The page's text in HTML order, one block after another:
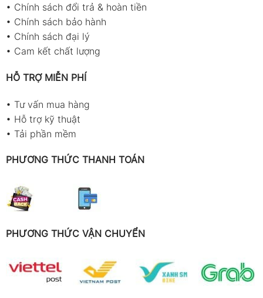
• Chính sách đổi trả & hoàn tiền
• Chính sách bảo hành
• Chính sách đại lý
• Cam kết chất lượng
HỖ TRỢ MIỄN PHÍ
• Tư vấn mua hàng
• Hỗ trợ kỹ thuật
• Tải phần mềm
PHƯƠNG THỨC THANH TOÁN
PHƯƠNG THỨC VẬN CHUYỂN